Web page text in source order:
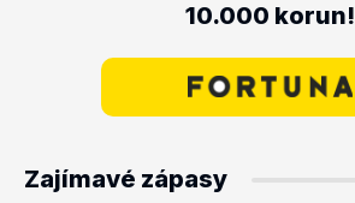
10.000 korun!
Zajímavé zápasy